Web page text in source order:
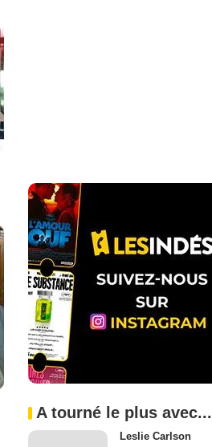
A tourné le plus avec...
Leslie Carlson